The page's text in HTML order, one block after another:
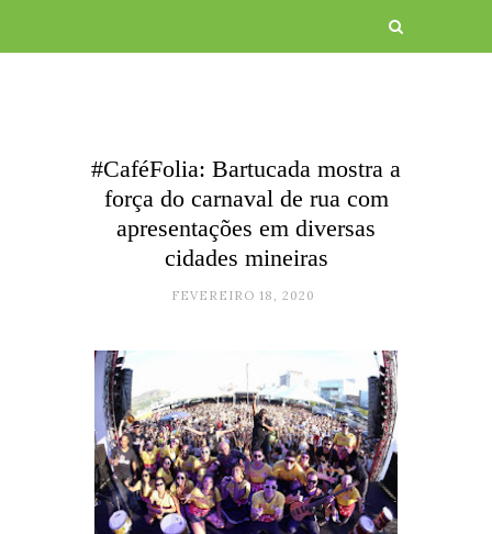
#CaféFolia: Bartucada mostra a
força do carnaval de rua com
apresentações em diversas
cidades mineiras
FEVEREIRO 18, 2020